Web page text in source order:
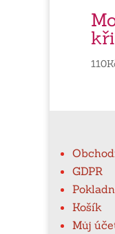
110
GDPR
Košík
Můj